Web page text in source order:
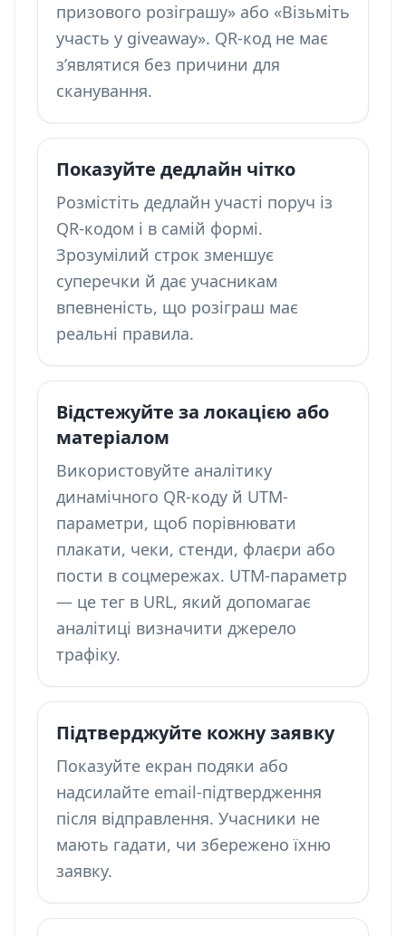
призового розіграшу» або «Візьміть
участь у giveaway». QR-код не має
з’являтися без причини для
сканування.
Показуйте дедлайн чітко
Розмістіть дедлайн участі поруч із
QR-кодом і в самій формі.
Зрозумілий строк зменшує
суперечки й дає учасникам
впевненість, що розіграш має
реальні правила.
Відстежуйте за локацією або
матеріалом
Використовуйте аналітику
динамічного QR-коду й UTM-
параметри, щоб порівнювати
плакати, чеки, стенди, флаєри або
пости в соцмережах. UTM-параметр
— це тег в URL, який допомагає
аналітиці визначити джерело
трафіку.
Підтверджуйте кожну заявку
Показуйте екран подяки або
надсилайте email-підтвердження
після відправлення. Учасники не
мають гадати, чи збережено їхню
заявку.